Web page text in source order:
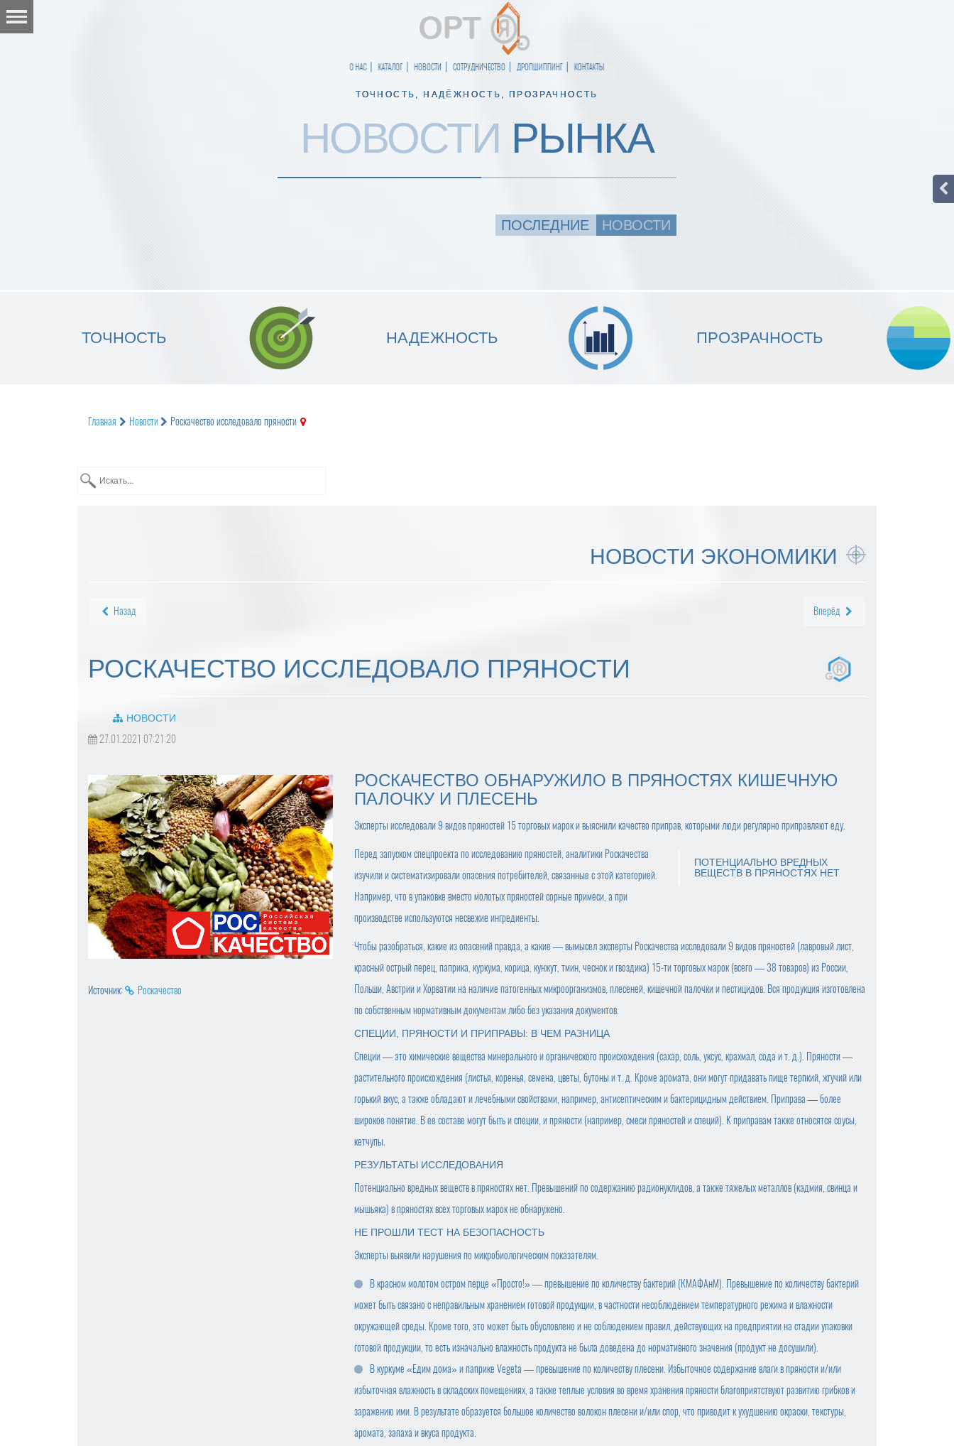
О НАС КАТАЛОГ НОВОСТИ СОТРУДНИЧЕСТВО ДРОПШИППИНГ КОНТАКТЫ
ТОЧНОСТЬ, НАДЁЖНОСТЬ, ПРОЗРАЧНОСТЬ
НОВОСТИ РЫНКА
ПОСЛЕДНИЕ НОВОСТИ
ТОЧНОСТЬ
МЫ ГАРАНТИРУЕМ ТОЧНОСТЬ
ИСПОЛНЕНИЯ
НАДЕЖНОСТЬ
МЫ ОБЕСПЕЧИВАЕМ
НАДЕЖНОСТЬ ИСПОЛНЕНИЯ
ПРОЗРАЧНОСТЬ
Главная Новости Роскачество исследовало пряности
НОВОСТИ ЭКОНОМИКИ
Назад Вперёд
РОСКАЧЕСТВО ИССЛЕДОВАЛО ПРЯНОСТИ
НОВОСТИ
27.01.2021 07:21:20
Источник: Роскачество
РОСКАЧЕСТВО ОБНАРУЖИЛО В ПРЯНОСТЯХ КИШЕЧНУЮ
ПАЛОЧКУ И ПЛЕСЕНЬ
Эксперты исследовали 9 видов пряностей 15 торговых марок и выяснили качество приправ, которыми люди регулярно приправляют еду.
ПОТЕНЦИАЛЬНО ВРЕДНЫХ
ВЕЩЕСТВ В ПРЯНОСТЯХ НЕТ
Перед запуском спецпроекта по исследованию пряностей, аналитики Роскачества
изучили и систематизировали опасения потребителей, связанные с этой категорией.
Например, что в упаковке вместо молотых пряностей сорные примеси, а при
производстве используются несвежие ингредиенты.
Чтобы разобраться, какие из опасений правда, а какие — вымысел эксперты Роскачества исследовали 9 видов пряностей (лавровый лист,
красный острый перец, паприка, куркума, корица, кунжут, тмин, чеснок и гвоздика) 15-ти торговых марок (всего — 38 товаров) из России,
Польши, Австрии и Хорватии на наличие патогенных микроорганизмов, плесеней, кишечной палочки и пестицидов. Вся продукция изготовлена
по собственным нормативным документам либо без указания документов.
СПЕЦИИ, ПРЯНОСТИ И ПРИПРАВЫ: В ЧЕМ РАЗНИЦА
Специи — это химические вещества минерального и органического происхождения (сахар, соль, уксус, крахмал, сода и т. д.). Пряности —
растительного происхождения (листья, коренья, семена, цветы, бутоны и т. д. Кроме аромата, они могут придавать пище терпкий, жгучий или
горький вкус, а также обладают и лечебными свойствами, например, антисептическим и бактерицидным действием. Приправа — более
широкое понятие. В ее составе могут быть и специи, и пряности (например, смеси пряностей и специй). К приправам также относятся соусы,
кетчупы.
РЕЗУЛЬТАТЫ ИССЛЕДОВАНИЯ
Потенциально вредных веществ в пряностях нет. Превышений по содержанию радионуклидов, а также тяжелых металлов (кадмия, свинца и
мышьяка) в пряностях всех торговых марок не обнаружено.
НЕ ПРОШЛИ ТЕСТ НА БЕЗОПАСНОСТЬ
Эксперты выявили нарушения по микробиологическим показателям.
В красном молотом остром перце «Просто!» — превышение по количеству бактерий (КМАФАнМ). Превышение по количеству бактерий
может быть связано с неправильным хранением готовой продукции, в частности несоблюдением температурного режима и влажности
окружающей среды. Кроме того, это может быть обусловлено и не соблюдением правил, действующих на предприятии на стадии упаковки
готовой продукции, то есть изначально влажность продукта не была доведена до нормативного значения (продукт не досушили).
В куркуме «Едим дома» и паприке Vegeta — превышение по количеству плесени. Избыточное содержание влаги в пряности и/или
избыточная влажность в складских помещениях, а также теплые условия во время хранения пряности благоприятствуют развитию грибков и
заражению ими. В результате образуется большое количество волокон плесени и/или спор, что приводит к ухудшению окраски, текстуры,
аромата, запаха и вкуса продукта.